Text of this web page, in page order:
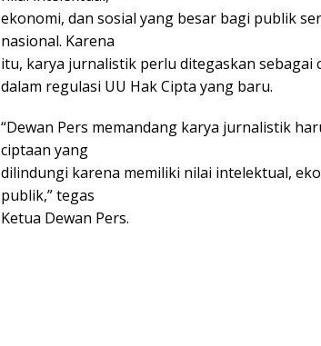
ekonomi, dan sosial yang besar bagi publik
nasional. Karena
itu, karya jurnalistik perlu ditegaskan sebagai
dalam regulasi UU Hak Cipta yang baru.
“Dewan Pers memandang karya jurnalistik
ciptaan yang
dilindungi karena memiliki nilai intelektual,
publik,” tegas
Ketua Dewan Pers.